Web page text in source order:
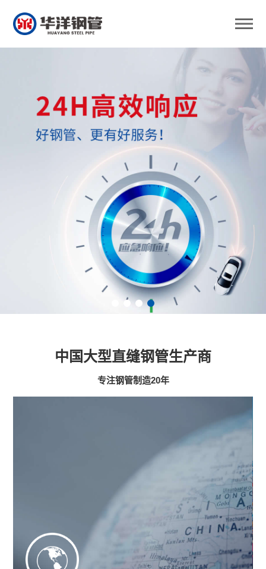
中国大型直缝钢管生产商
专注钢管制造20年